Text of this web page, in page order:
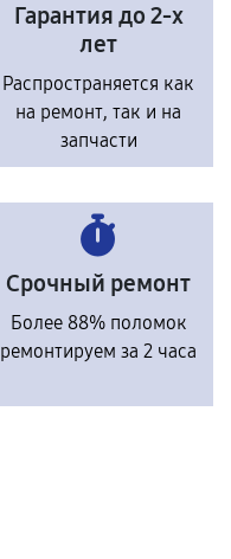
Гарантия до 2-х
лет
Распространяется как
на ремонт, так и на
запчасти
Срочный ремонт
Более 88% поломок
ремонтируем за 2 часа